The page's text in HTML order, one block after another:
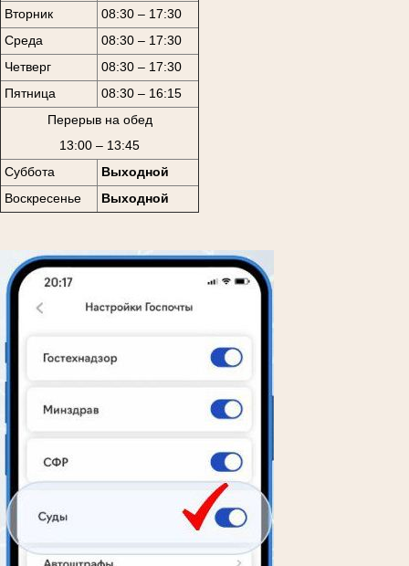
Вторник
08:30 – 17:30
Среда
08:30 – 17:30
Четверг
08:30 – 17:30
Пятница
08:30 – 16:15
Перерыв на обед
13:00 – 13:45
Суббота
Выходной
Воскресенье
Выходной